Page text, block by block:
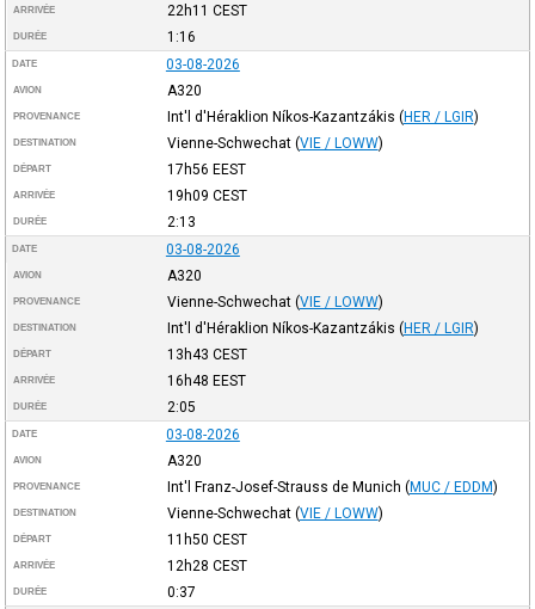
ARRIVÉE 22h11 CEST
DURÉE 1:16
DATE 03-08-2026
AVION A320
PROVENANCE Int'l d'Héraklion Níkos-Kazantzákis (HER / LGIR)
DESTINATION Vienne-Schwechat (VIE / LOWW)
DÉPART 17h56 EEST
ARRIVÉE 19h09 CEST
DURÉE 2:13
DATE 03-08-2026
AVION A320
PROVENANCE Vienne-Schwechat (VIE / LOWW)
DESTINATION Int'l d'Héraklion Níkos-Kazantzákis (HER / LGIR)
DÉPART 13h43 CEST
ARRIVÉE 16h48 EEST
DURÉE 2:05
DATE 03-08-2026
AVION A320
PROVENANCE Int'l Franz-Josef-Strauss de Munich (MUC / EDDM)
DESTINATION Vienne-Schwechat (VIE / LOWW)
DÉPART 11h50 CEST
ARRIVÉE 12h28 CEST
DURÉE 0:37